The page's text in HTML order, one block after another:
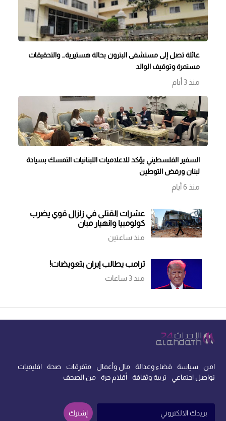
عائلة تصل إلى مستشفى البترون بحالة هستيرية… والتحقيقات
مستمرة وتوقيف الوالد
منذ 3 أيام
السفير الفلسطيني يؤكد للاعلاميات اللبنانيات التمسك بسيادة
لبنان ورفض التوطين
منذ 6 أيام
عشرات القتلى في زلزال قوي يضرب
كولومبيا وانهيار مبانٍ
منذ ساعتين
ترامب يطالب إيران بتعويضات!
منذ 3 ساعات
امن سياسة قضاء وعدالة مال وأعمال متفرقات صحة
اقليميات
تواصل اجتماعي
تربية وثقافة أقلام حرة من الصحف
إشترك